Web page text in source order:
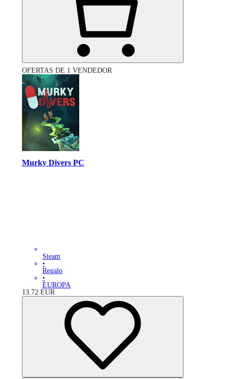
OFERTAS DE 1 VENDEDOR
Murky Divers PC
Steam
•
Regalo
•
EUROPA
13.72 EUR